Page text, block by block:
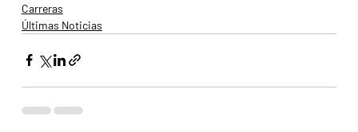
Carreras
Últimas Noticias